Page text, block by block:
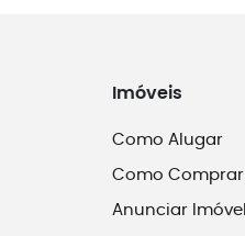
Imóveis
Como Alugar
Como Comprar
Anunciar Imóvel